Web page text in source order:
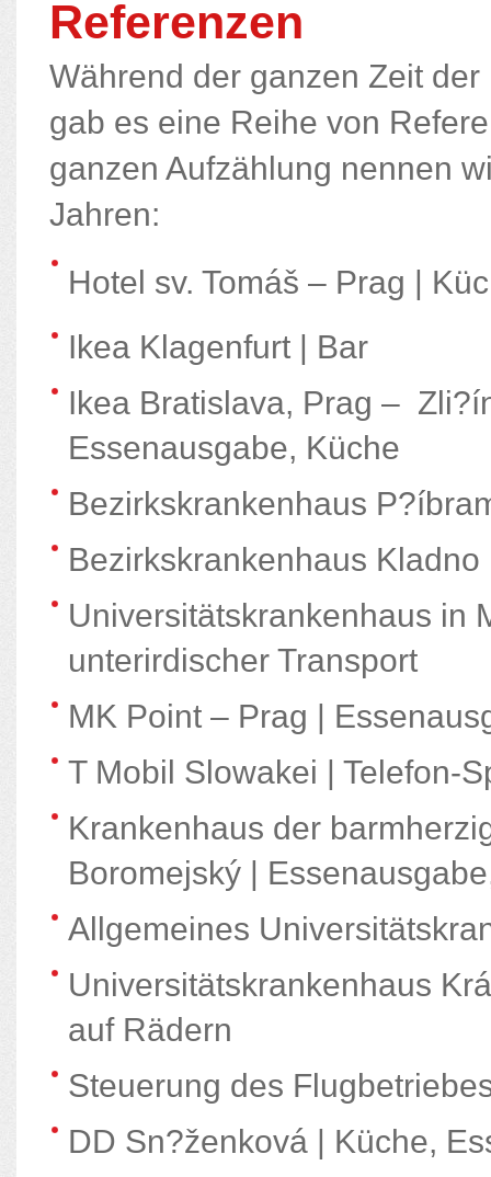
Referenzen
Während der ganzen Zeit
gab es eine Reihe von
ganzen Aufzählung nennen
Jahren:
Hotel sv. Tomáš – Prag |
Ikea Klagenfurt | Bar
Ikea Bratislava, Prag –
Essenausgabe, Küche
Bezirkskrankenhaus
Bezirkskrankenhaus
Universitätskrankenhaus in
unterirdischer Transport
MK Point – Prag |
T Mobil Slowakei | Telefon-
Krankenhaus der
Boromejský |
Allgemeines
Universitätskrankenhaus
auf Rädern
Steuerung des
DD Sn?ženková | Küche,